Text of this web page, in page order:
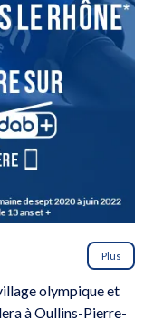
Plus
olympique et
à Oullins-Pierre-